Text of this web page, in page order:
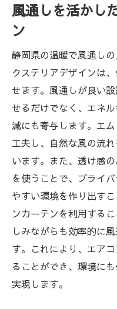
自然との調和
リノベーショ
ル
風通しを活かし
ン
静岡県の温暖で風通し
クステリアデザインは
せます。風通しが良い
せるだけでなく、エネ
減にも寄与します。エ
工夫し、自然な風の流
います。また、透け感
を使うことで、プライ
やすい環境を作り出す
ンカーテンを利用する
しみながらも効率的に
す。これにより、エア
ることができ、環境に
実現します。